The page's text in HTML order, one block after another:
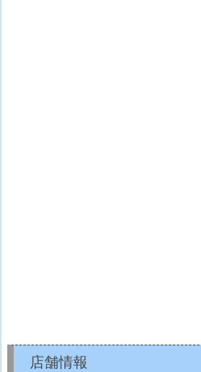
店舗情報